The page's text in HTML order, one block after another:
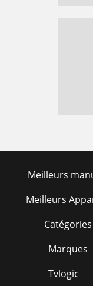
Meilleurs
Meilleurs
Catégories
Marques
Tvlogic